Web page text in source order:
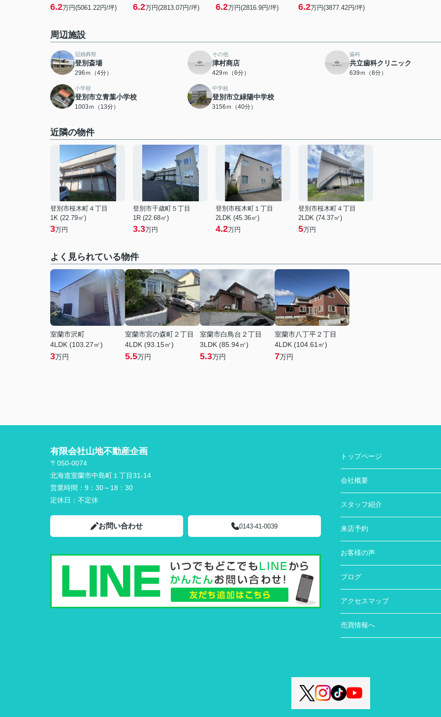
6.2万円(5061.22円/坪) 6.2万円(2813.07円/坪) 6.2万円(2816.9円/坪) 6.2万円(3877.42円/坪)
周辺施設
冠婚葬祭
登別斎場
296ｍ（4分）
その他
津村商店
429ｍ（6分）
歯科
共立歯科クリニック
639ｍ（8分）
小学校
登別市立青葉小学校
1003ｍ（13分）
中学校
登別市立緑陽中学校
3156ｍ（40分）
近隣の物件
登別市桜木町４丁目
1K (22.79㎡)
3万円
登別市千歳町５丁目
1R (22.68㎡)
3.3万円
登別市桜木町１丁目
2LDK (45.36㎡)
4.2万円
登別市桜木町４丁目
2LDK (74.37㎡)
5万円
よく見られている物件
室蘭市沢町
4LDK (103.27㎡)
3万円
室蘭市宮の森町２丁目
4LDK (93.15㎡)
5.5万円
室蘭市白鳥台２丁目
3LDK (85.94㎡)
5.3万円
室蘭市八丁平２丁目
4LDK (104.61㎡)
7万円
有限会社山地不動産企画
〒050-0074
北海道室蘭市中島町１丁目31-14
営業時間： 9：30～18：30
定休日： 不定休
お問い合わせ 0143-41-0039
トップページ
会社概要
スタッフ紹介
来店予約
お客様の声
ブログ
アクセスマップ
売買情報へ